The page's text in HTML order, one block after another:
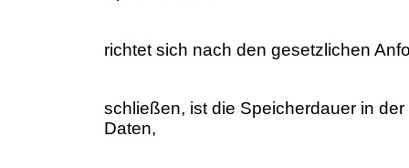
richtet sich nach den gesetzlichen
schließen, ist die Speicherdauer in
Daten,